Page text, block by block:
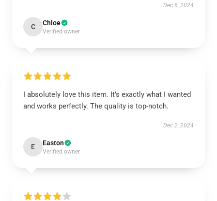
Dec 6, 2024
C Chloe
Verified owner
I absolutely love this item. It’s exactly what I wanted
and works perfectly. The quality is top-notch.
Dec 2, 2024
E Easton
Verified owner